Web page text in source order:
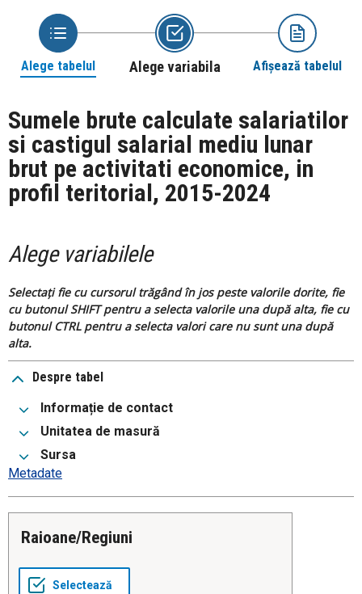
Alege tabelul Alege variabila Afișează tabelul
Sumele brute calculate salariatilor
si castigul salarial mediu lunar
brut pe activitati economice, in
profil teritorial, 2015-2024
Alege variabilele
Selectați fie cu cursorul trăgând în jos peste valorile dorite, fie
cu butonul SHIFT pentru a selecta valorile una după alta, fie cu
butonul CTRL pentru a selecta valori care nu sunt una după
alta.
Despre tabel
Informație de contact
Unitatea de masură
Sursa
Metadate
Raioane/Regiuni